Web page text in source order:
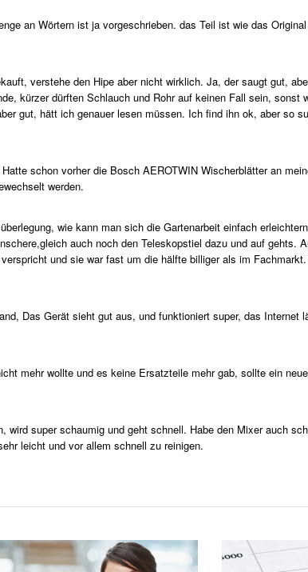
an Wörtern ist ja vorgeschrieben. das Teil ist wie das
verstehe den Hipe aber nicht wirklich. Ja, der saugt gut,
kürzer dürften Schlauch und Rohr auf keinen Fall sein, sonst
gut, hätt ich genauer lesen müssen. Ich find ihn ok, aber so
schon vorher die Bosch AEROTWIN Wischerblätter an
werden.
wie kann man sich die Gartenarbeit einfach
auch noch den Teleskopstiel dazu und auf gehts.
und sie war fast um die hälfte billiger als im
Das Gerät sieht gut aus, und funktioniert super, das Internet
mehr wollte und es keine Ersatzteile mehr gab, sollte ein
super schaumig und geht schnell. Habe den Mixer auch
leicht und vor allem schnell zu reinigen.